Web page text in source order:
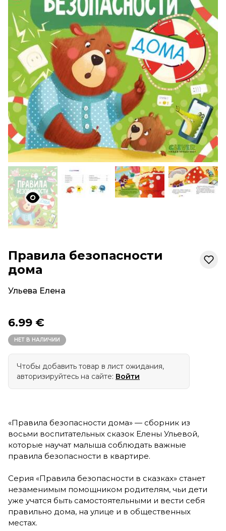
Правила безопасности
дома
Ульева Елена
6.99 €
НЕТ В НАЛИЧИИ
Чтобы добавить товар в лист ожидания,
авторизируйтесь на сайте: Войти
«Правила безопасности дома» — сборник из
восьми воспитательных сказок Елены Ульевой,
которые научат малыша соблюдать важные
правила безопасности в квартире.
Серия «Правила безопасности в сказках» станет
незаменимым помощником родителям, чьи дети
уже учатся быть самостоятельными и вести себя
правильно дома, на улице и в общественных
местах.